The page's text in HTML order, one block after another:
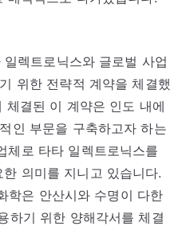
렉트로닉스와 글로벌 사업
위한 전략적 계약을 체결했
체결된 이 계약은 인도 내에
인 부문을 구축하고자 하는
체로 타타 일렉트로닉스를
의미를 지니고 있습니다.
학은 안산시와 수명이 다한
하기 위한 양해각서를 체결